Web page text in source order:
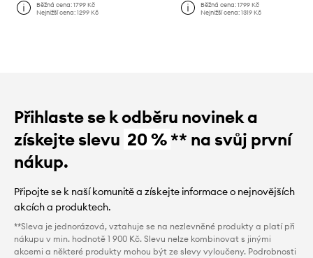
Běžná cena:1799 Kč
Nejnižší cena:1299 Kč
Běžná cena: 1799 Kč
Nejnižší cena: 1319 Kč
Přihlaste se k odběru novinek a
získejte slevu 20 %** na svůj první
nákup.
Připojte se k naší komunitě a získejte informace o nejnovějších
akcích a produktech.
**Sleva je jednorázová, vztahuje se na nezlevněné produkty a platí při
nákupu v min. hodnotě 1 900 Kč. Slevu nelze kombinovat s jinými
akcemi a některé produkty mohou být ze slevy vyloučeny. Podrobnosti